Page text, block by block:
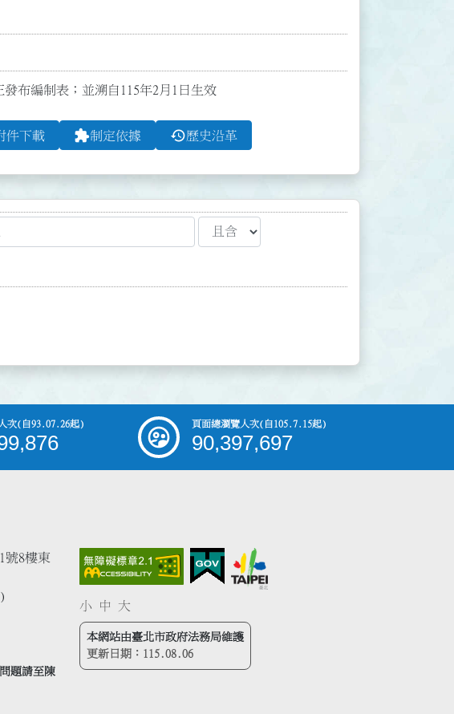
布編制表；並溯自115年2月1日生效
件下載 extension制定依據 history歷史沿革
次(自93.07.26起) 頁面總瀏覽人次(自105.7.15起)
90,397,697
號8樓東
)
題請至陳
小 中 大
本網站由臺北市政府法務局維護
更新日期： 115.08.06